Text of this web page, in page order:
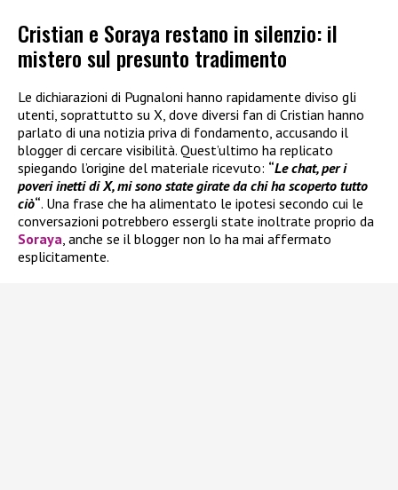
Cristian e Soraya restano in silenzio: il
mistero sul presunto tradimento
Le dichiarazioni di Pugnaloni hanno rapidamente diviso gli
utenti, soprattutto su X, dove diversi fan di Cristian hanno
parlato di una notizia priva di fondamento, accusando il
blogger di cercare visibilità. Quest’ultimo ha replicato
spiegando l’origine del materiale ricevuto: “Le chat, per i
poveri inetti di X, mi sono state girate da chi ha scoperto tutto
ciò“. Una frase che ha alimentato le ipotesi secondo cui le
conversazioni potrebbero essergli state inoltrate proprio da
Soraya, anche se il blogger non lo ha mai affermato
esplicitamente.